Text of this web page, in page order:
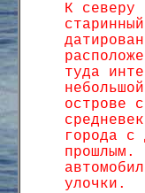
К северу
туда
острове
города с
прошлым.
улочки.